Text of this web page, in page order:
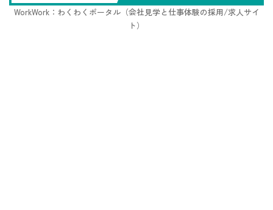
WorkWork：わくわくポータル（会社見学と仕事体験の採用/求人サイ
ト）